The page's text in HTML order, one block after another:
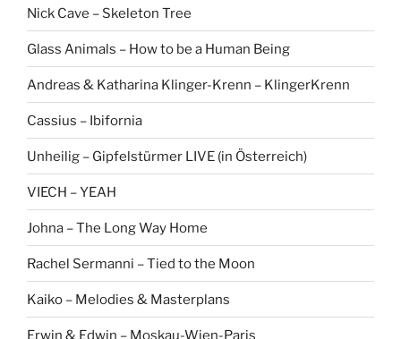
Nick Cave – Skeleton Tree
Glass Animals – How to be a Human Being
Andreas & Katharina Klinger-Krenn – KlingerKrenn
Cassius – Ibifornia
Unheilig – Gipfelstürmer LIVE (in Österreich)
VIECH – YEAH
Johna – The Long Way Home
Rachel Sermanni – Tied to the Moon
Kaiko – Melodies & Masterplans
Erwin & Edwin – Moskau-Wien-Paris